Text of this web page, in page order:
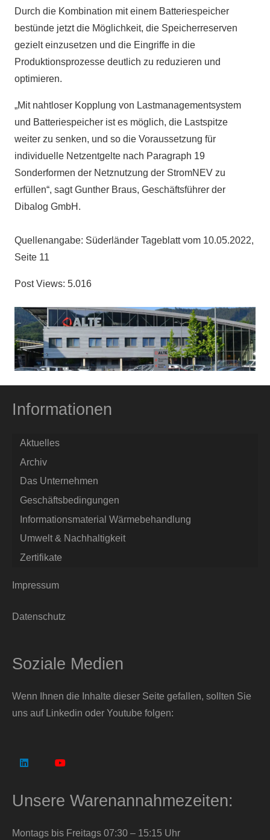
Durch die Kombination mit einem Batteriespeicher
bestünde jetzt die Möglichkeit, die Speicherreserven
gezielt einzusetzen und die Eingriffe in die
Produktionsprozesse deutlich zu reduzieren und
optimieren.
„Mit nahtloser Kopplung von Lastmanagementsystem
und Batteriespeicher ist es möglich, die Lastspitze
weiter zu senken, und so die Voraussetzung für
individuelle Netzentgelte nach Paragraph 19
Sonderformen der Netznutzung der StromNEV zu
erfüllen“, sagt Gunther Braus, Geschäftsführer der
Dibalog GmbH.
Quellenangabe: Süderländer Tageblatt vom 10.05.2022,
Seite 11
Post Views: 5.016
Informationen
Aktuelles
Archiv
Das Unternehmen
Geschäftsbedingungen
Informationsmaterial Wärmebehandlung
Umwelt & Nachhaltigkeit
Zertifikate
Impressum
Datenschutz
Soziale Medien
Wenn Ihnen die Inhalte dieser Seite gefallen, sollten Sie
uns auf Linkedin oder Youtube folgen:
Unsere Warenannahmezeiten:
Montags bis Freitags 07:30 – 15:15 Uhr